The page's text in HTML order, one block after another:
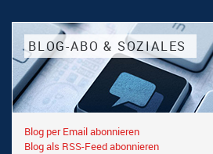
BLOG-ABO & SOZIALES
Blog per Email abonnieren
Blog als RSS-Feed abonnieren